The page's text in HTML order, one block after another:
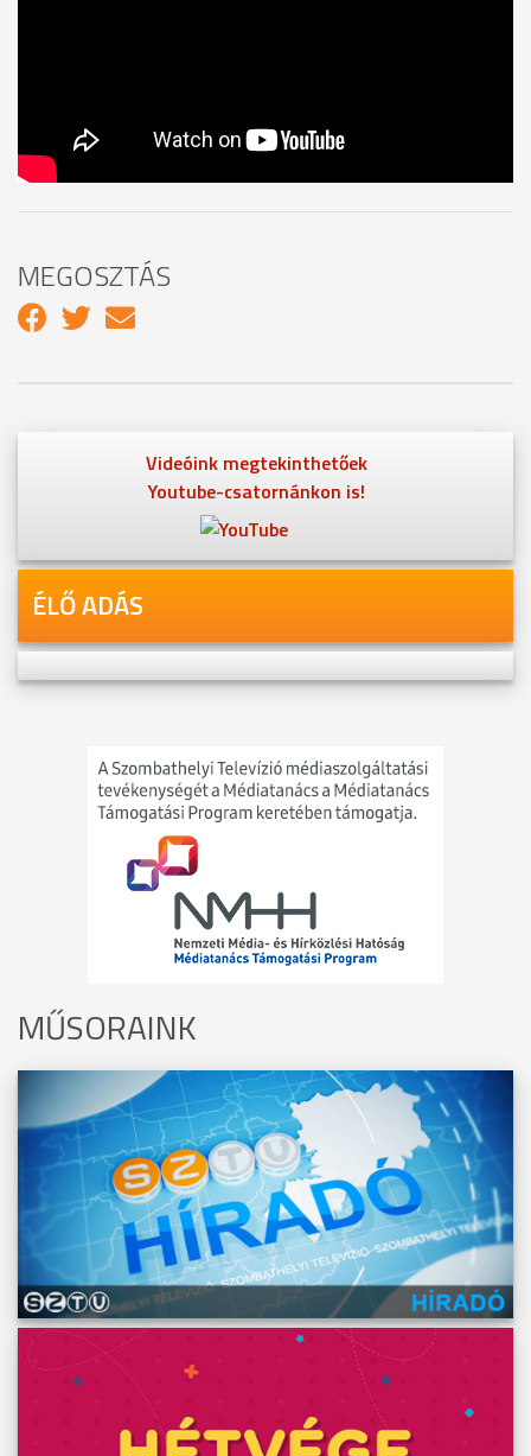
MEGOSZTÁS
Videóink megtekinthetőek
Youtube-csatornánkon is!
ÉLŐ ADÁS
MŰSORAINK